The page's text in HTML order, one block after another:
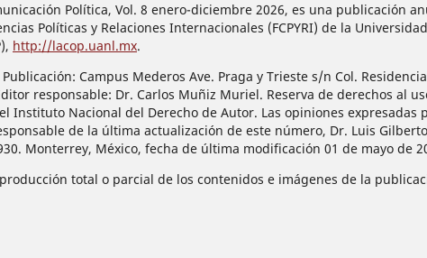
Política, Vol. 8 enero-diciembre 2026, es una publicación
Políticas y Relaciones Internacionales (FCPYRI) de la
http://lacop.uanl.mx.
Campus Mederos Ave. Praga y Trieste s/n Col.
responsable: Dr. Carlos Muñiz Muriel. Reserva de derechos al
Instituto Nacional del Derecho de Autor. Las opiniones
de la última actualización de este número, Dr. Luis
Monterrey, México, fecha de última modificación 01 de mayo de
total o parcial de los contenidos e imágenes de la